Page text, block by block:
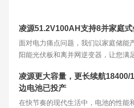
凌源51.2V100AH支持8并家庭
面对电力痛点问题，我们以家庭储能
阳能光伏板和离并网逆变器，让您满
凌源更大容量，更长续航18400/
边电池已投产
在快节奏的现代生活中，电池的性能